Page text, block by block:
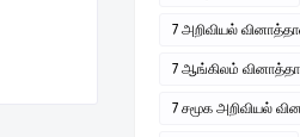
7 அறிவியல்
7 ஆங்கிலம்
7 சமூக அறிவியல்